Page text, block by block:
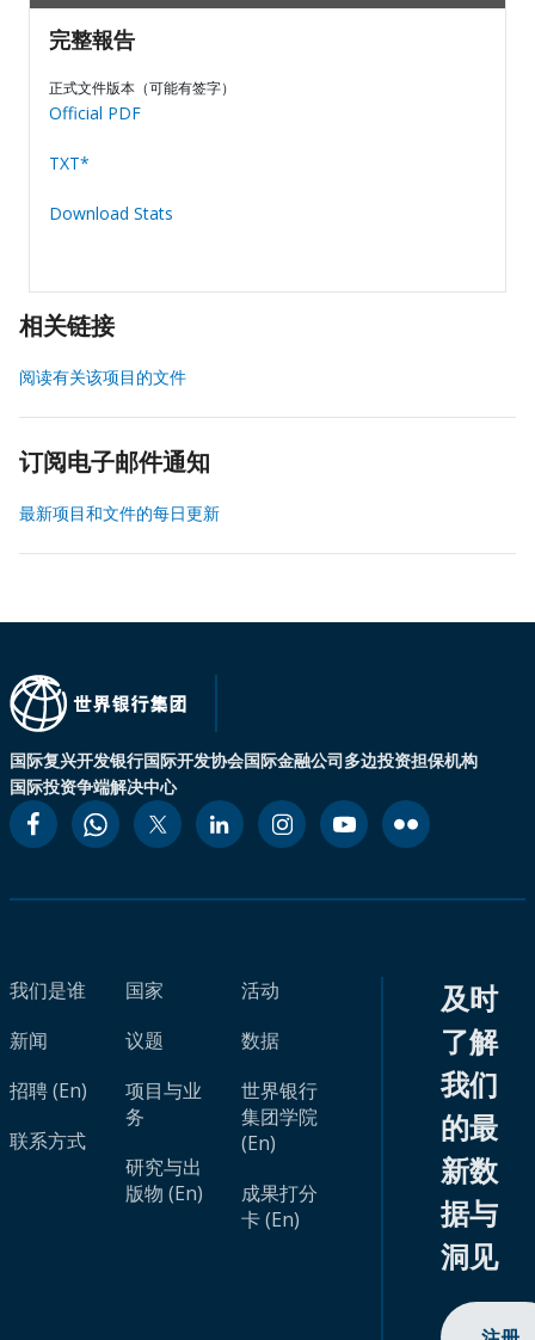
完整報告
正式文件版本（可能有签字）
Official PDF
TXT*
Download Stats
相关链接
阅读有关该项目的文件
订阅电子邮件通知
最新项目和文件的每日更新
国际复兴开发银行国际开发协会国际金融公司多边投资担保机构
国际投资争端解决中心
我们是谁
新闻
招聘 (En)
联系方式
国家
议题
项目与业
务
研究与出
版物 (En)
活动
数据
世界银行
集团学院
(En)
成果打分
卡 (En)
及时
了解
我们
的最
新数
据与
洞见